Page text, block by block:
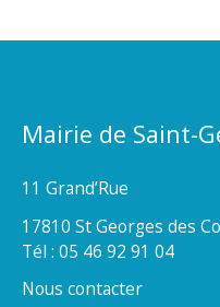
Mairie de Saint-
11 Grand’Rue
17810 St Georges des
Tél : 05 46 92 91 04
Nous contacter